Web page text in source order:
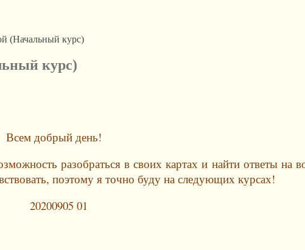
(Начальный курс)
курс)
Всем добрый день!
разобраться в своих картах и найти ответы на
поэтому я точно буду на следующих курсах!